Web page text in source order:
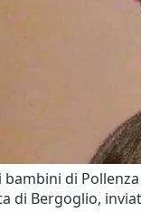
bambini di
di Bergoglio,